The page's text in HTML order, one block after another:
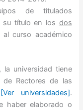
de titulados
su título en los dos
al curso académico
universidad tiene
Rectores de las
[Ver universidades].
haber elaborado o